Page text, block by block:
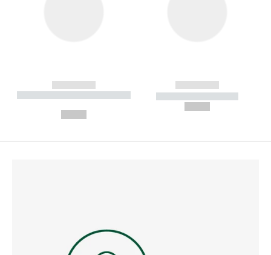
------------
----------- ----------- --------
------------
----------- -----------